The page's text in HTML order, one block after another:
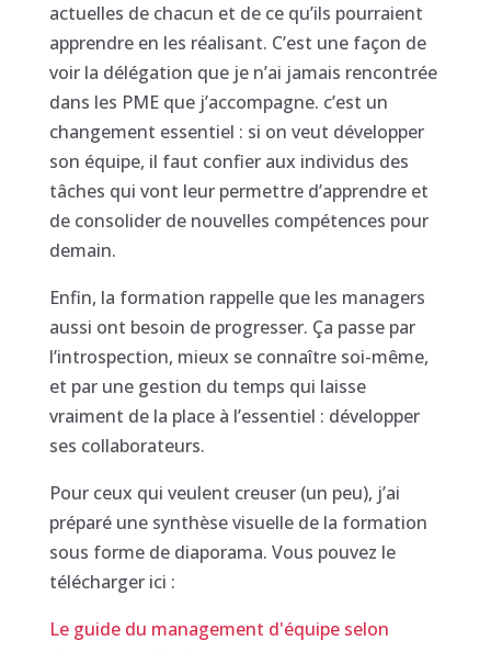
actuelles de chacun et de ce qu’ils pourraient
apprendre en les réalisant. C’est une façon de
voir la délégation que je n’ai jamais rencontrée
dans les PME que j’accompagne. c’est un
changement essentiel : si on veut développer
son équipe, il faut confier aux individus des
tâches qui vont leur permettre d’apprendre et
de consolider de nouvelles compétences pour
demain.
Enfin, la formation rappelle que les managers
aussi ont besoin de progresser. Ça passe par
l’introspection, mieux se connaître soi-même,
et par une gestion du temps qui laisse
vraiment de la place à l’essentiel : développer
ses collaborateurs.
Pour ceux qui veulent creuser (un peu), j’ai
préparé une synthèse visuelle de la formation
sous forme de diaporama. Vous pouvez le
télécharger ici :
Le guide du management d'équipe selon